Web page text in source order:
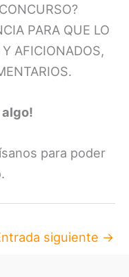
PARA QUE LO
AFICIONADOS,
algo!
para poder
siguiente →